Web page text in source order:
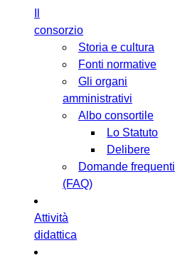
consorzio
Storia e cultura
Fonti normative
Gli organi
amministrativi
Albo consortile
Lo Statuto
Delibere
Domande frequenti
(FAQ)
Attività
didattica